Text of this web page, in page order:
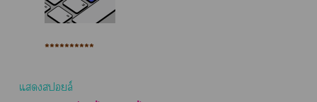
**********
แสล์